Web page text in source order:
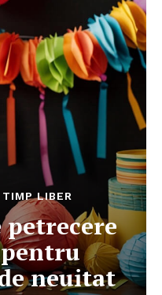
LIBER
neuitat